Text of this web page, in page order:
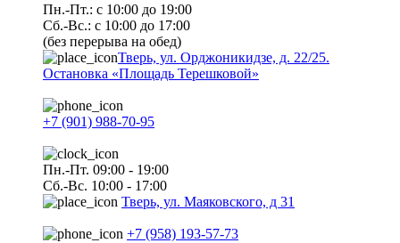
Пн.-Пт.: с 10:00 до 19:00
Сб.-Вс.: с 10:00 до 17:00
(без перерыва на обед)
Тверь, ул. Орджоникидзе, д. 22/25.
Остановка «Площадь Терешковой»
+7 (901) 988-70-95
Пн.-Пт. 09:00 - 19:00
Сб.-Вс. 10:00 - 17:00
Тверь, ул. Маяковского, д 31
+7 (958) 193-57-73